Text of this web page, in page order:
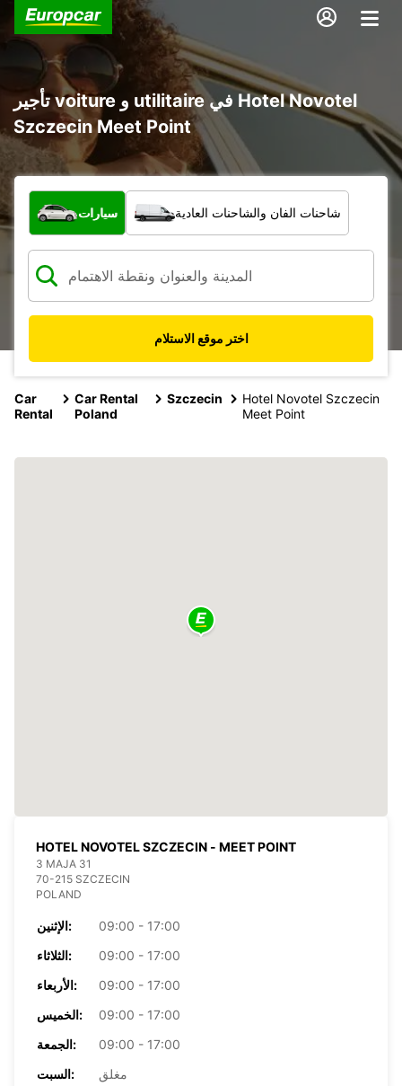
تأجير voiture و utilitaire في Hotel Novotel
Szczecin Meet Point
ما نوع المركبة؟
سيارات شاحنات الفان والشاحنات العادية
اختر موقع الاستلام
Car
Rental
Car Rental
Poland
Szczecin
Hotel Novotel Szczecin
Meet Point
HOTEL NOVOTEL SZCZECIN - MEET POINT
3 MAJA 31
70-215 SZCZECIN
POLAND
الإثنين:
09:00 - 17:00
الثلاثاء:
09:00 - 17:00
الأربعاء:
09:00 - 17:00
الخميس:
09:00 - 17:00
الجمعة:
09:00 - 17:00
السبت:
مغلق